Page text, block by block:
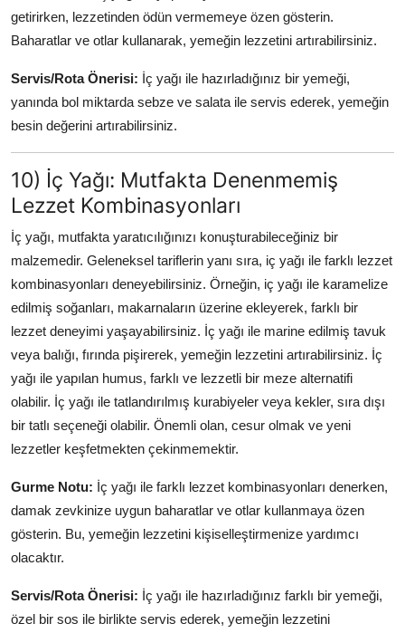
getirirken, lezzetinden ödün vermemeye özen gösterin.
Baharatlar ve otlar kullanarak, yemeğin lezzetini artırabilirsiniz.
Servis/Rota Önerisi: İç yağı ile hazırladığınız bir yemeği,
yanında bol miktarda sebze ve salata ile servis ederek, yemeğin
besin değerini artırabilirsiniz.
10) İç Yağı: Mutfakta Denenmemiş
Lezzet Kombinasyonları
İç yağı, mutfakta yaratıcılığınızı konuşturabileceğiniz bir
malzemedir. Geleneksel tariflerin yanı sıra, iç yağı ile farklı lezzet
kombinasyonları deneyebilirsiniz. Örneğin, iç yağı ile karamelize
edilmiş soğanları, makarnaların üzerine ekleyerek, farklı bir
lezzet deneyimi yaşayabilirsiniz. İç yağı ile marine edilmiş tavuk
veya balığı, fırında pişirerek, yemeğin lezzetini artırabilirsiniz. İç
yağı ile yapılan humus, farklı ve lezzetli bir meze alternatifi
olabilir. İç yağı ile tatlandırılmış kurabiyeler veya kekler, sıra dışı
bir tatlı seçeneği olabilir. Önemli olan, cesur olmak ve yeni
lezzetler keşfetmekten çekinmemektir.
Gurme Notu: İç yağı ile farklı lezzet kombinasyonları denerken,
damak zevkinize uygun baharatlar ve otlar kullanmaya özen
gösterin. Bu, yemeğin lezzetini kişiselleştirmenize yardımcı
olacaktır.
Servis/Rota Önerisi: İç yağı ile hazırladığınız farklı bir yemeği,
özel bir sos ile birlikte servis ederek, yemeğin lezzetini